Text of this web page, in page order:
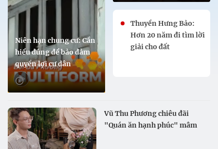
Niên hạn chung cư: Cần
hiểu đúng để bảo đảm
quyền lợi cư dân
Thuyền Hưng Bảo:
Hơn 20 năm đi tìm lời
giải cho đất
Vũ Thu Phương chiêu đãi
"Quán ăn hạnh phúc" mâm